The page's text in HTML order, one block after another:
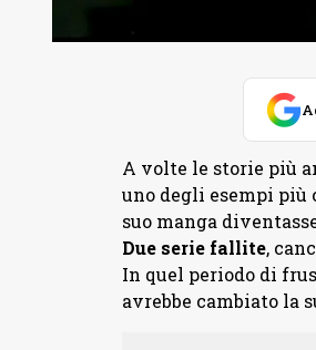
A volte le storie più
uno degli esempi più
suo manga
Due serie fallite,
In quel periodo di
avrebbe cambiato la